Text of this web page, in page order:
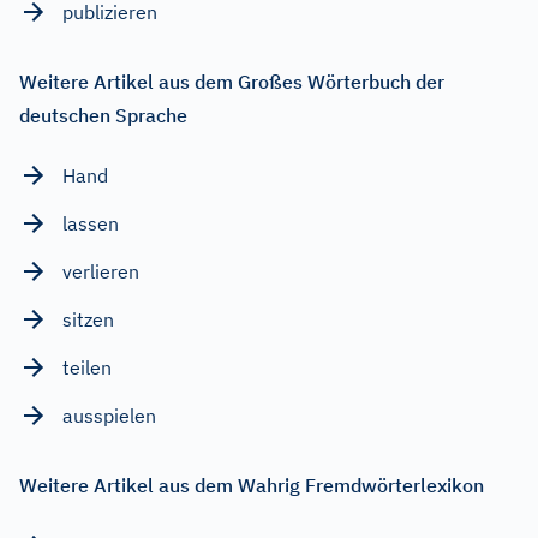
publizieren
Weitere Artikel aus dem Großes Wörterbuch der
deutschen Sprache
Hand
lassen
verlieren
sitzen
teilen
ausspielen
Weitere Artikel aus dem Wahrig Fremdwörterlexikon